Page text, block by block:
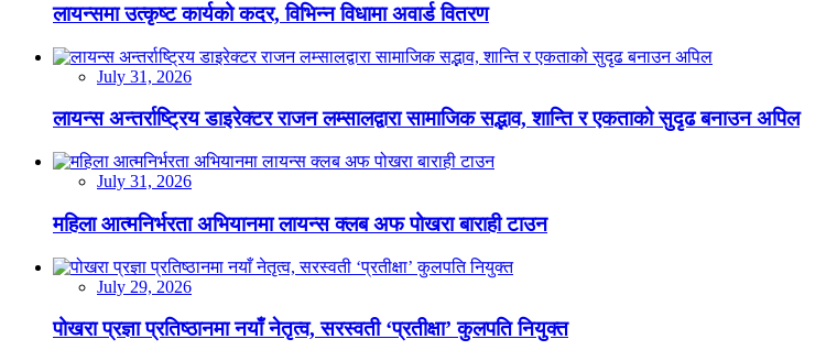
लायन्समा उत्कृष्ट कार्यको कदर, विभिन्न विधामा अवार्ड वितरण
July 31, 2026
लायन्स अन्तर्राष्ट्रिय डाइरेक्टर राजन लम्सालद्वारा सामाजिक सद्भाव, शान्ति र एकताको सुदृढ बनाउन अपिल
July 31, 2026
महिला आत्मनिर्भरता अभियानमा लायन्स क्लब अफ पोखरा बाराही टाउन
July 29, 2026
पोखरा प्रज्ञा प्रतिष्ठानमा नयाँ नेतृत्व, सरस्वती ‘प्रतीक्षा’ कुलपति नियुक्त